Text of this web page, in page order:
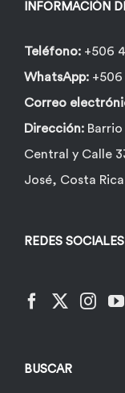
INFORMACIÓN
Teléfono: +506
WhatsApp:
Correo
Dirección:
Central y Calle
José, Costa
REDES SOCIALES
BUSCAR